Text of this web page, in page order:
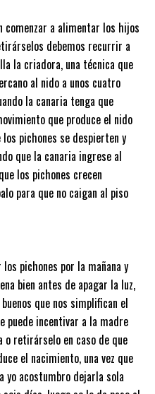
comenzar a alimentar los hijos
debemos recurrir a
la criadora, una técnica que
al nido a unos cuatro
la canaria tenga que
que produce el nido
pichones se despierten y
que la canaria ingrese al
los pichones crecen
para que no caigan al piso
pichones por la mañana y
bien antes de apagar la luz,
que nos simplifican el
puede incentivar a la madre
o retirárselo en caso de que
el nacimiento, una vez que
yo acostumbro dejarla sola